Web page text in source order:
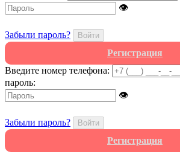
👁
Забыли пароль? Войти
Регистрация
Введите номер телефона:
пароль:
👁
Забыли пароль? Войти
Регистрация